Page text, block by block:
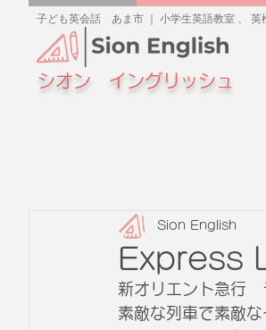
子ども英会話 あま市 ｜ 小学生英語教室 、 英
シオン イングリッシュ
Express
Sion English
新オリエント急行
素敵な列車で素敵